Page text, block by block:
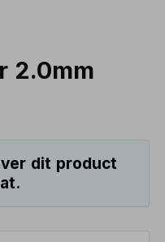
2.0mm
dit product